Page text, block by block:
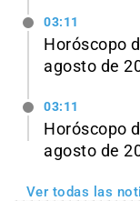
03:11
Horóscopo
agosto de
03:11
Horóscopo
agosto de
Ver todas las